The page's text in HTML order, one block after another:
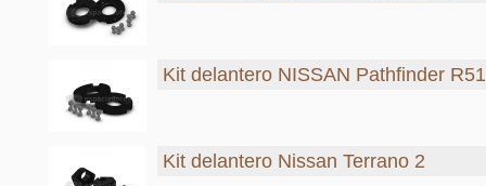
Kit delantero NISSAN Pathfinder R51
Kit delantero Nissan Terrano 2